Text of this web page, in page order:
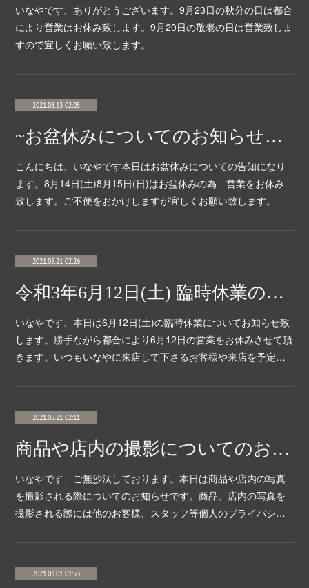
いなやです、ありがとうございます。9月23日の秋分の日は都合
により営業はお休み致します。9月20日の敬老の日は営業致しま
すので宜しくお願い致します。
2021.08.13 02:05
~お盆休みについてのお知らせです~
こんにちは、いなやです本日はお盆休みについての告知になり
ます。8月14日(土)8月15日(日)はお盆休みの為、営業をお休み
致します。ご不便をおかけしますが宜しくお願い致します。
2021.05.21 02:26
令和3年6月12日(土) 臨時休業のお知らせ
いなやです、本日は6月12日(土)の臨時休業についてお知らせ致
します。勝手ながら都合により6月12日の営業をお休みさせて頂
きます。いつもいなやに来店して下さるお客様や来店を予定…
2021.05.21 02:11
商品や店内の撮影についてのお知らせ
いなやです、ご無沙汰しております。本日は商品や店内の写真
を撮影される際についてのお知らせです。商品、店内の写真を
撮影される際には他のお客様、スタッフ等個人のプライバシ…
2021.03.01 01:53